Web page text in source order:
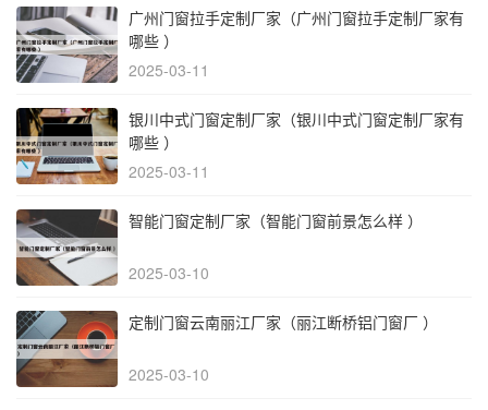
广州门窗拉手定制厂家（广州门窗拉手定制厂家有
哪些 ）
2025-03-11
银川中式门窗定制厂家（银川中式门窗定制厂家有
哪些 ）
2025-03-11
智能门窗定制厂家（智能门窗前景怎么样 ）
2025-03-10
定制门窗云南丽江厂家（丽江断桥铝门窗厂 ）
2025-03-10